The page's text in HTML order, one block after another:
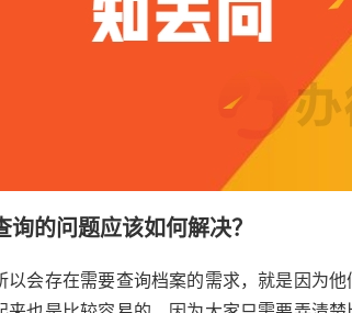
询的问题应该如何解决？
以会存在需要查询档案的需求，就是因为